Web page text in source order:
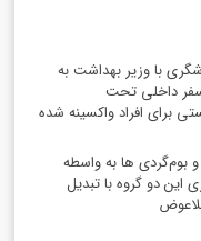
با وزیر بهداشت به
داخلی تحت
برای افراد واکسینه شده
بوم‌گردی ها به واسطه
این دو گروه با تبدیل